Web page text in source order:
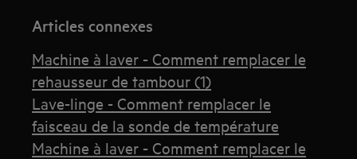
Articles connexes
Machine à laver - Comment remplacer le
rehausseur de tambour (1)
Lave-linge - Comment remplacer le
faisceau de la sonde de température
Machine à laver - Comment remplacer le